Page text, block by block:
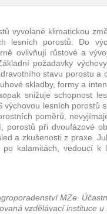
vyvolané klimatickou
lesních porostů. Do
ovlivňují růstové a
požadavky
stavu porostu
skladby, formy a
snižuje schopnost
výchovou lesních
poměrů,
porostů při dvoufázové
a zkušenosti z praxe.
po kalamitách, vedoucí
MZe.
vzdělávací instituce